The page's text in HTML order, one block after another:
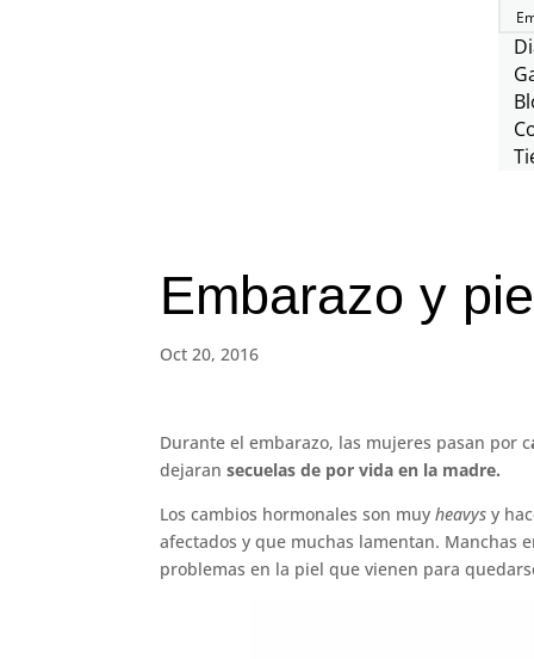
Embarazo y
Oct 20, 2016
Durante el embarazo, las mujeres pasan por c
dejaran secuelas de por vida en la madre.
Los cambios hormonales son muyheavys y
afectados y que muchas lamentan. Manchas
problemas en la piel que vienen para